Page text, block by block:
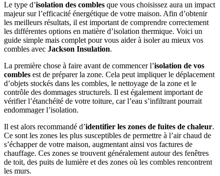
Le type d’isolation des combles que vous choisissez aura un impact
majeur sur l’efficacité énergétique de votre maison. Afin d’obtenir
les meilleurs résultats, il est important de comprendre correctement
les différentes options en matière d’isolation thermique. Voici un
guide simple mais complet pour vous aider à isoler au mieux vos
combles avec Jackson Insulation.
La première chose à faire avant de commencer l’isolation de vos
combles est de préparer la zone. Cela peut impliquer le déplacement
d’objets stockés dans les combles, le nettoyage de la zone et le
contrôle des dommages structurels. Il est également important de
vérifier l’étanchéité de votre toiture, car l’eau s’infiltrant pourrait
endommager l’isolation.
Il est alors recommandé d’identifier les zones de fuites de chaleur.
Ce sont les zones les plus susceptibles de permettre à l’air chaud de
s’échapper de votre maison, augmentant ainsi vos factures de
chauffage. Ces zones se trouvent généralement autour des fenêtres
de toit, des puits de lumière et des zones où les combles rencontrent
les murs.